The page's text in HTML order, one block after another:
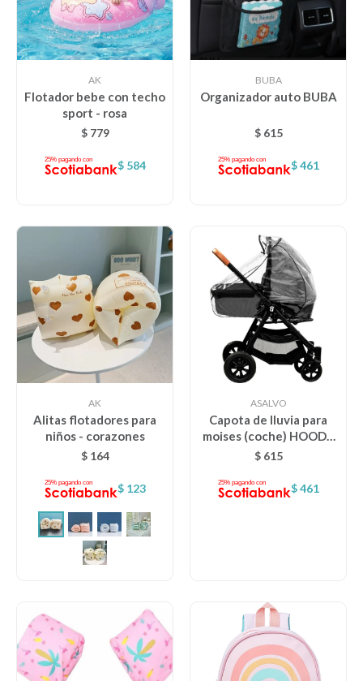
AK
Flotador bebe con techo
sport - rosa
$ 779
$ 584
BUBA
Organizador auto BUBA
$ 615
$ 461
AK
Alitas flotadores para
niños - corazones
$ 164
$ 123
ASALVO
Capota de lluvia para
moises (coche) HOODY
asalvo
$ 615
$ 461